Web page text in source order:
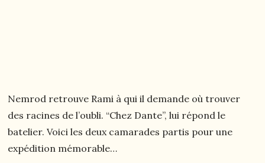
Nemrod retrouve Rami à qui il demande où trouver
des racines de l’oubli. “Chez Dante”, lui répond le
batelier. Voici les deux camarades partis pour une
expédition mémorable…